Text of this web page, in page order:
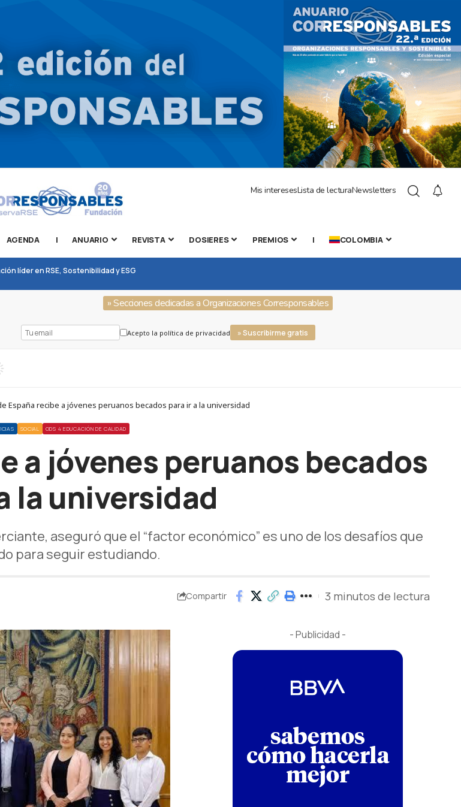
Mis interesesLista de lecturaNewsletters
AGENDA | ANUARIO REVISTA DOSIERES PREMIOS | COLOMBIA
líder en RSE, Sostenibilidad y ESG
» Secciones dedicadas a Organizaciones Corresponsables
Acepto la política de privacidad » Suscribirme gratis
España recibe a jóvenes peruanos becados para ir a la universidad
SOCIAL ODS 4 EDUCACIÓN DE CALIDAD
a jóvenes peruanos becados
la universidad
aseguró que el “factor económico” es uno de los desafíos que
para seguir estudiando.
Compartir 3 minutos de lectura
- Publicidad -